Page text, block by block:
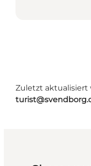
Zuletzt aktualisiert